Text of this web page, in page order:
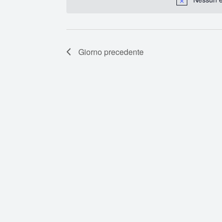
Giorno precedente